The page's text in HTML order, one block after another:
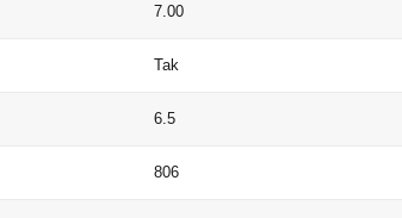
7.00
Tak
6.5
806